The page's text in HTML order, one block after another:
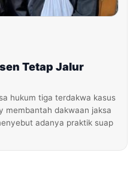
Tetap Jalur
hukum tiga terdakwa kasus
membantah dakwaan jaksa
adanya praktik suap